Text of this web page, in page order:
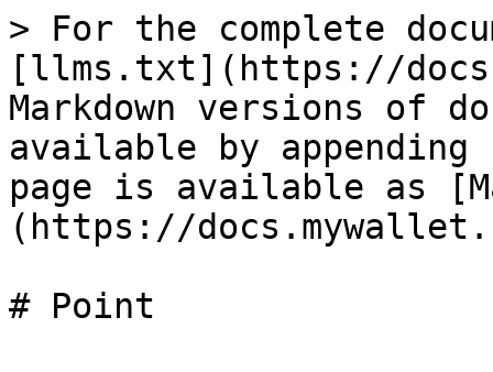
> For the complete
[llms.txt](https://
Markdown versions of
available by
page is available as
(https://
# Point